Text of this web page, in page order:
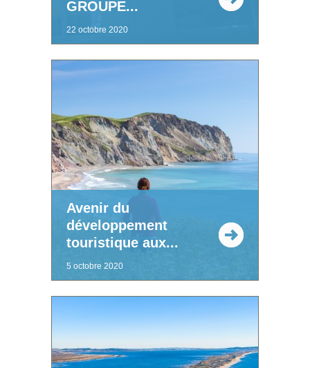
GROUPE...
22 octobre 2020
Avenir du
développement
touristique aux...
5 octobre 2020